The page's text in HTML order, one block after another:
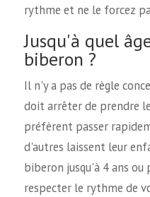
rythme et ne le forcez
Jusqu'à quel
biberon ?
Il n'y a pas de règle
doit arrêter de prendre
préfèrent passer
d'autres laissent leur
biberon jusqu'à 4 ans
respecter le rythme de